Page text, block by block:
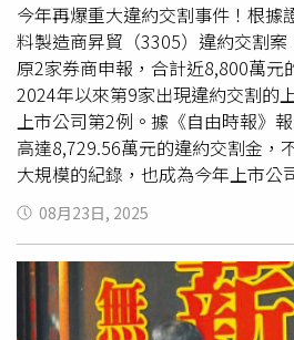
今年再爆重大違約交割事件！根據
料製造商昇貿（3305）違約交割
原2家券商申報，合計近8,800萬元
2024年以來第9家出現違約交割的
上市公司第2例。據《自由時報》
高達8,729.56萬元的違約交割金，
大規模的紀錄，也成為今年上市公
起鉅額違約交割案。昇貿的股價走
飆。由於競爭對手
宣布
帶動股價自7月17日的58元起漲，
攻，並於8月19日以漲停價106.5元
高，漲幅高達83.6%。然而，根據
易日後第2個工作日完成款券結算）
08月23日, 2025